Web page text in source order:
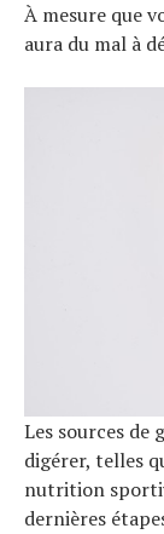
À mesure que
aura du mal à
Les sources de
digérer, telles
nutrition
dernières